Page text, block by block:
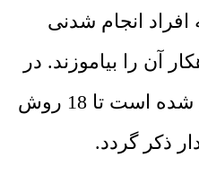
انجام شدنی
آن را بیاموزند. در
همین راستا در زیر تلاش شده است تا 18 روش
ذکر گردد.